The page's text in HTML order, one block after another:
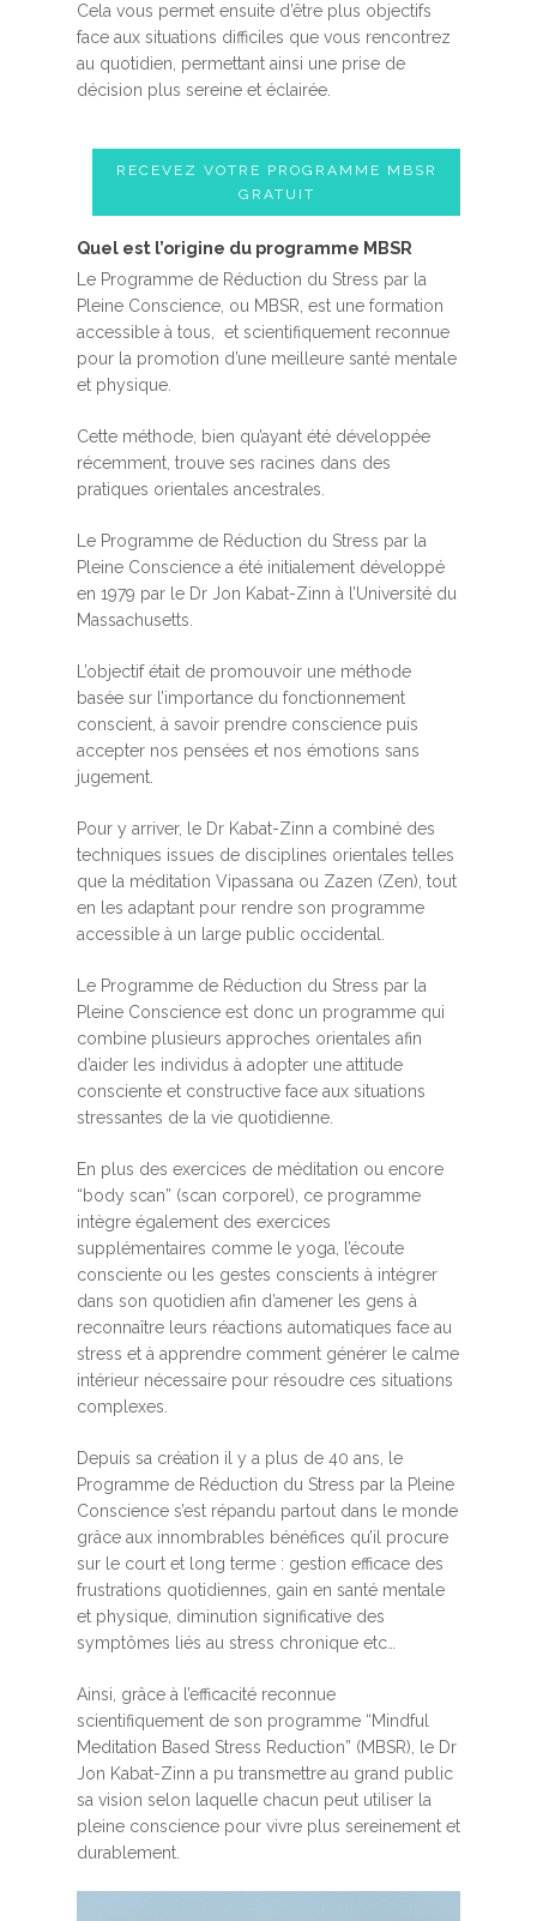
Cela vous permet ensuite d’être plus objectifs
face aux situations difficiles que vous rencontrez
au quotidien, permettant ainsi une prise de
décision plus sereine et éclairée.
RECEVEZ VOTRE PROGRAMME MBSR
GRATUIT
Quel est l’origine du programme MBSR
Le Programme de Réduction du Stress par la
Pleine Conscience, ou MBSR, est une formation
accessible à tous, et scientifiquement reconnue
pour la promotion d’une meilleure santé mentale
et physique.
Cette méthode, bien qu’ayant été développée
récemment, trouve ses racines dans des
pratiques orientales ancestrales.
Le Programme de Réduction du Stress par la
Pleine Conscience a été initialement développé
en 1979 par le Dr Jon Kabat-Zinn à l’Université du
Massachusetts.
L’objectif était de promouvoir une méthode
basée sur l’importance du fonctionnement
conscient, à savoir prendre conscience puis
accepter nos pensées et nos émotions sans
jugement.
Pour y arriver, le Dr Kabat-Zinn a combiné des
techniques issues de disciplines orientales telles
que la méditation Vipassana ou Zazen (Zen), tout
en les adaptant pour rendre son programme
accessible à un large public occidental.
Le Programme de Réduction du Stress par la
Pleine Conscience est donc un programme qui
combine plusieurs approches orientales afin
d’aider les individus à adopter une attitude
consciente et constructive face aux situations
stressantes de la vie quotidienne.
En plus des exercices de méditation ou encore
“body scan” (scan corporel), ce programme
intègre également des exercices
supplémentaires comme le yoga, l’écoute
consciente ou les gestes conscients à intégrer
dans son quotidien afin d’amener les gens à
reconnaître leurs réactions automatiques face au
stress et à apprendre comment générer le calme
intérieur nécessaire pour résoudre ces situations
complexes.
Depuis sa création il y a plus de 40 ans, le
Programme de Réduction du Stress par la Pleine
Conscience s’est répandu partout dans le monde
grâce aux innombrables bénéfices qu’il procure
sur le court et long terme : gestion efficace des
frustrations quotidiennes, gain en santé mentale
et physique, diminution significative des
symptômes liés au stress chronique etc…
Ainsi, grâce à l’efficacité reconnue
scientifiquement de son programme “Mindful
Meditation Based Stress Reduction” (MBSR), le Dr
Jon Kabat-Zinn a pu transmettre au grand public
sa vision selon laquelle chacun peut utiliser la
pleine conscience pour vivre plus sereinement et
durablement.